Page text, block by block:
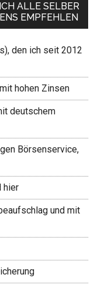
ALLE SELBER
EMPFEHLEN
den ich seit 2012
hohen Zinsen
deutschem
Börsenservice,
hier
und mit